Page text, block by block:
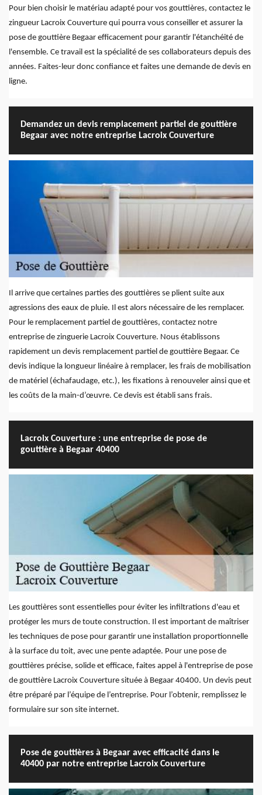
Pour bien choisir le matériau adapté pour vos gouttières, contactez le
zingueur Lacroix Couverture qui pourra vous conseiller et assurer la
pose de gouttière Begaar efficacement pour garantir l'étanchéité de
l'ensemble. Ce travail est la spécialité de ses collaborateurs depuis des
années. Faites-leur donc confiance et faites une demande de devis en
ligne.
Demandez un devis remplacement partiel de gouttière
Begaar avec notre entreprise Lacroix Couverture
Il arrive que certaines parties des gouttières se plient suite aux
agressions des eaux de pluie. Il est alors nécessaire de les remplacer.
Pour le remplacement partiel de gouttières, contactez notre
entreprise de zinguerie Lacroix Couverture. Nous établissons
rapidement un devis remplacement partiel de gouttière Begaar. Ce
devis indique la longueur linéaire à remplacer, les frais de mobilisation
de matériel (échafaudage, etc.), les fixations à renouveler ainsi que et
les coûts de la main-d’œuvre. Ce devis est établi sans frais.
Lacroix Couverture : une entreprise de pose de
gouttière à Begaar 40400
Les gouttières sont essentielles pour éviter les infiltrations d'eau et
protéger les murs de toute construction. Il est important de maîtriser
les techniques de pose pour garantir une installation proportionnelle
à la surface du toit, avec une pente adaptée. Pour une pose de
gouttières précise, solide et efficace, faites appel à l'entreprise de pose
de gouttière Lacroix Couverture située à Begaar 40400. Un devis peut
être préparé par l’équipe de l’entreprise. Pour l’obtenir, remplissez le
formulaire sur son site internet.
Pose de gouttières à Begaar avec efficacité dans le
40400 par notre entreprise Lacroix Couverture